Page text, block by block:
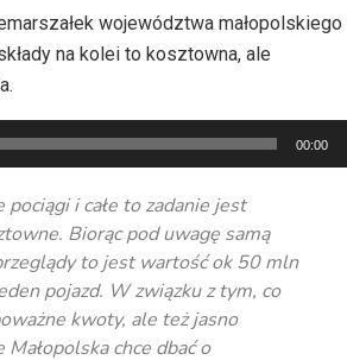
województwa małopolskiego
na kolei to kosztowna, ale
00:00
pociągi i całe to zadanie jest
Biorąc pod uwagę samą
to jest wartość ok 50 mln
pojazd. W związku z tym, co
kwoty, ale też jasno
Małopolska chce dbać o